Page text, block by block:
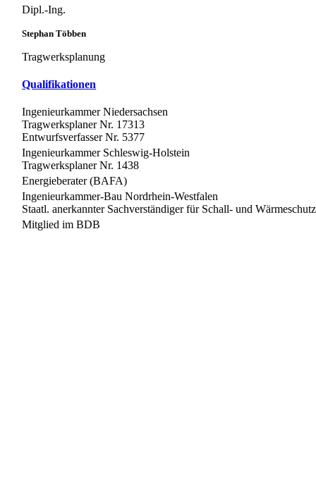
Dipl.-Ing.
Stephan Többen
Tragwerksplanung
Qualifikationen
Ingenieurkammer Niedersachsen
Tragwerksplaner Nr. 17313
Entwurfsverfasser Nr. 5377
Ingenieurkammer Schleswig-Holstein
Tragwerksplaner Nr. 1438
Energieberater (BAFA)
Ingenieurkammer-Bau Nordrhein-Westfalen
Staatl. anerkannter Sachverständiger für Schall- und Wärmeschutz
Mitglied im BDB